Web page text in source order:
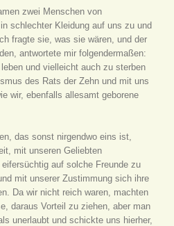
zwei Menschen von
schlechter Kleidung auf uns zu und
fragte sie, was sie wären, und der
antwortete mir folgendermaßen:
und vielleicht auch zu sterben
des Rats der Zehn und mit uns
wir, ebenfalls allesamt geborene
das sonst nirgendwo eins ist,
mit unseren Geliebten
auf solche Freunde zu
mit unserer Zustimmung sich ihre
Da wir nicht reich waren, machten
daraus Vorteil zu ziehen, aber man
unerlaubt und schickte uns hierher,